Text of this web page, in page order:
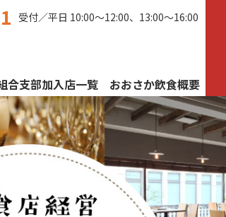
合支部加入店一覧 おおさか飲食概要
受付／平日 10:00〜12:00、13:00〜16:00